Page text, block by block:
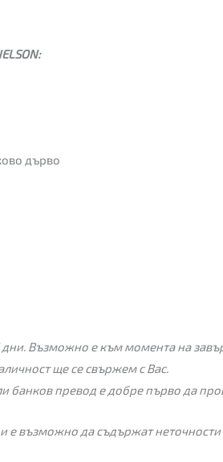
дърво
Възможно е към момента на
ще се свържем с Вас.
банков превод е добре първо да
е възможно да съдържат